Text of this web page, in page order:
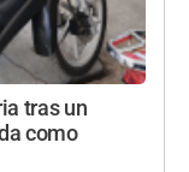
tras un
como